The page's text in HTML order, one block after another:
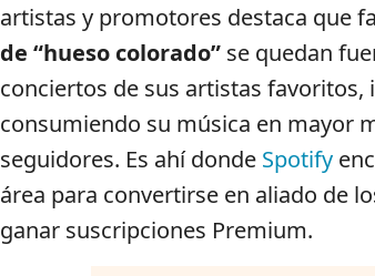
artistas y promotores destaca que
de “hueso colorado” se quedan
conciertos de sus artistas favoritos,
consumiendo su música en mayor
seguidores. Es ahí donde Spotify
área para convertirse en aliado de
ganar suscripciones Premium.